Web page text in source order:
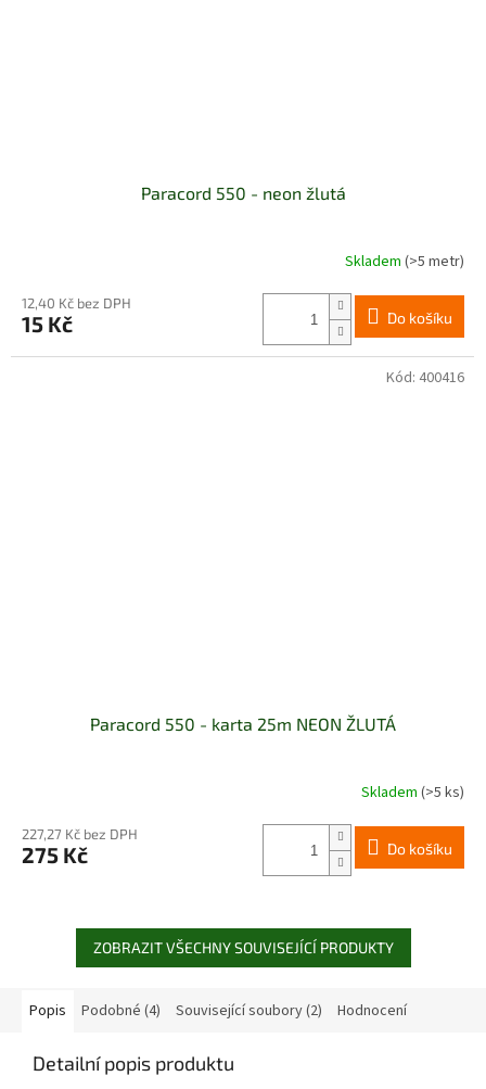
Paracord 550 - neon žlutá
Skladem (>5 metr)
12,40 Kč bez DPH
15 Kč Do košíku
Paracord 550 - karta 25m NEON ŽLUTÁ
Skladem (>5 ks)
227,27 Kč bez DPH
275 Kč Do košíku
Kód: 400416
ZOBRAZIT VŠECHNY SOUVISEJÍCÍ PRODUKTY
Popis Podobné (4) Související soubory (2) Hodnocení
Detailní popis produktu